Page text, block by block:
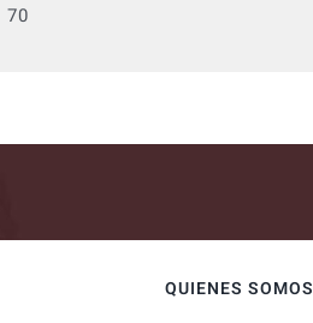
70
QUIENES SOMOS